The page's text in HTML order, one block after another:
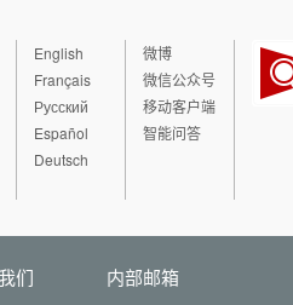
English
Français
Русский
Español
Deutsch
微博
微信公众号
移动客户端
智能问答
们 内部邮箱